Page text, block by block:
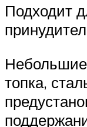
Подходит
Небольшие
топка,